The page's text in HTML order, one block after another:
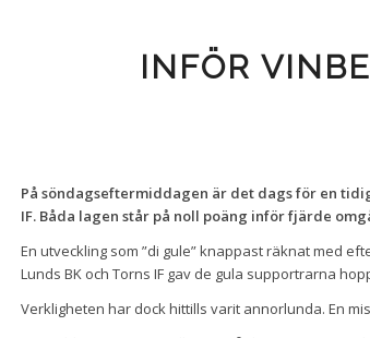
INFÖR
På söndagseftermiddagen är det dags för en
IF. Båda lagen står på noll poäng inför fjärde
En utveckling som ”di gule” knappast räknat med
Lunds BK och Torns IF gav de gula supportrarna
Verkligheten har dock hittills varit annorlunda. En